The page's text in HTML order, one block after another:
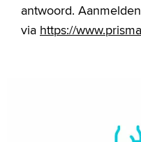
antwoord.
via https://